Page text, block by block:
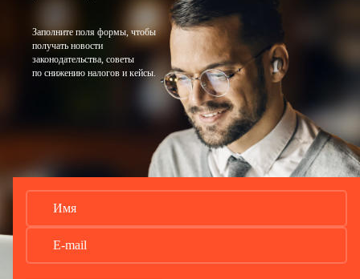
Заполните поля формы, чтобы
получать новости
законодательства, советы
по снижению налогов и кейсы.